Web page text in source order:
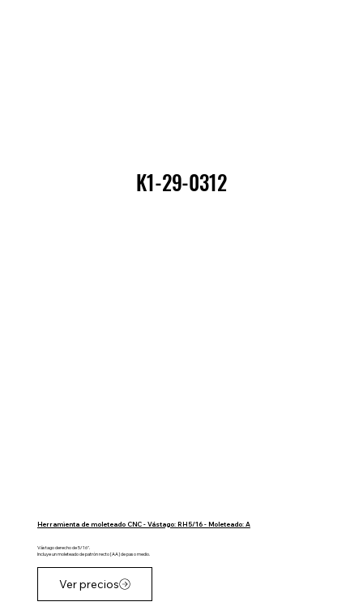
K1-29-0312
K1-29-0312
Herramienta de moleteado CNC - Vástago: RH 5/16 - Moleteado: A
Vástago derecho de 5/16".
Incluye un moleteado de patrón recto [AA] de paso medio.
Ver precios